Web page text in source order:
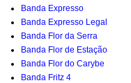
Banda Expresso
Banda Expresso Legal
Banda Flor da Serra
Banda Flor de Estação
Banda Flor do Carybe
Banda Fritz 4